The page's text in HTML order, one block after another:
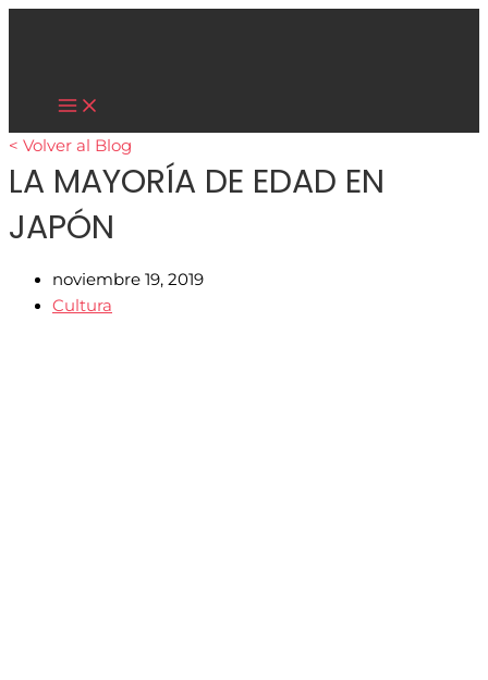
Ir
Main
< Volver al Blog
LA MAYORÍA DE EDAD EN
JAPÓN
noviembre 19, 2019
Cultura